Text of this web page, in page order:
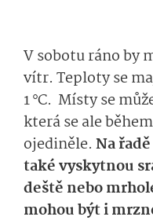
V sobotu ránoby
vítr. Teploty se
1 °C. Místyse
kteráse ale
ojediněle. Na
takévyskytnou­
deště nebo
mohou být i